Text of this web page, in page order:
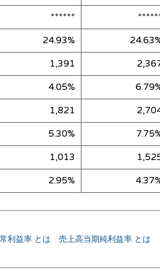
******
24.93%
1,391
4.05%
1,821
5.30%
1,013
2.95%
利益率 とは
売上高当期純利益率 とは